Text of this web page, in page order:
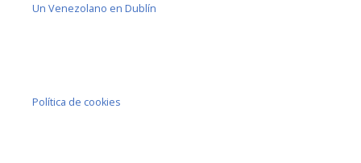
Un Venezolano en Dublín
Política de cookies